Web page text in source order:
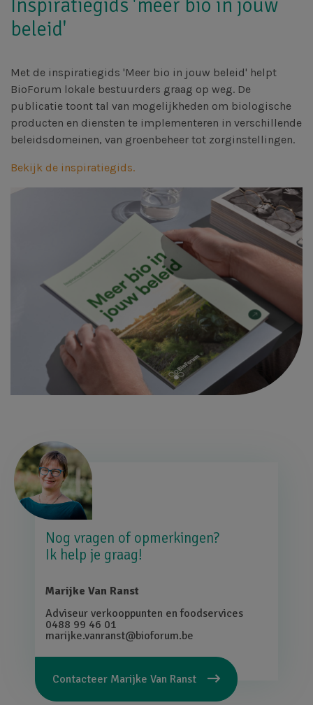
Inspiratiegids 'meer bio in jouw
beleid'
Met de inspiratiegids 'Meer bio in jouw beleid' helpt
BioForum lokale bestuurders graag op weg. De
publicatie toont tal van mogelijkheden om biologische
producten en diensten te implementeren in verschillende
beleidsdomeinen, van groenbeheer tot zorginstellingen.
Bekijk de inspiratiegids.
Afbeelding
Nog vragen of opmerkingen?
Ik help je graag!
Marijke Van Ranst
Adviseur verkooppunten en foodservices
0488 99 46 01
marijke.vanranst@bioforum.be
Contacteer Marijke Van Ranst